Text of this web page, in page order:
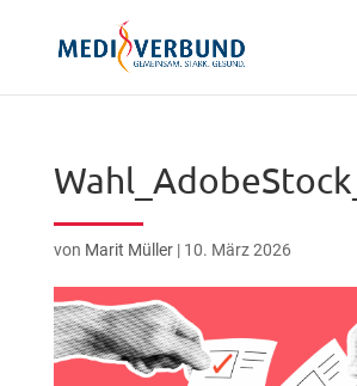
von Marit Müller| 10. März 2026